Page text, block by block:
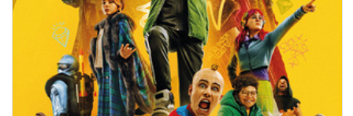
AKADEMIA ZŁOCZYŃCÓW
09.08.2026